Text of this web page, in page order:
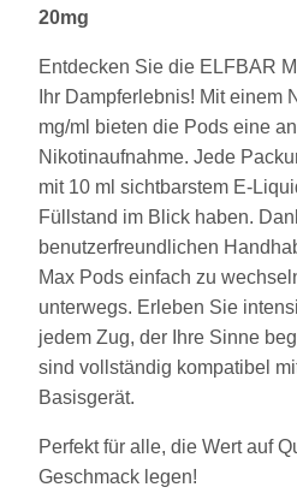
20mg
Entdecken Sie die ELFBAR
Ihr Dampferlebnis! Mit einem
mg/ml bieten die Pods eine
Nikotinaufnahme. Jede
mit 10 ml sichtbarstem E-
Füllstand im Blick haben.
benutzerfreundlichen
Max Pods einfach zu
unterwegs. Erleben Sie
jedem Zug, der Ihre Sinne
sind vollständig kompatibel
Basisgerät.
Perfekt für alle, die Wert auf
Geschmack legen!